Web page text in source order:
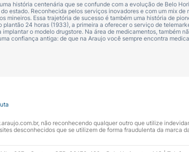
história centenária que se confunde com a evolução de Belo
estado. Reconhecida pelos serviços inovadores e com um mix de
mineiros. Essa trajetória de sucesso é também uma história de
24 horas (1933), a primeira a oferecer o serviço de
o modelo drugstore. Na área de medicamentos, também
confiança antiga: de que na Araujo você sempre encontra
não reconhecendo qualquer outro que utilize
desconhecidos que se utilizem de forma fraudulenta da marca